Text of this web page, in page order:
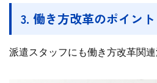
3. 働き方改革のポイント
派遣スタッフにも働き方改革関連